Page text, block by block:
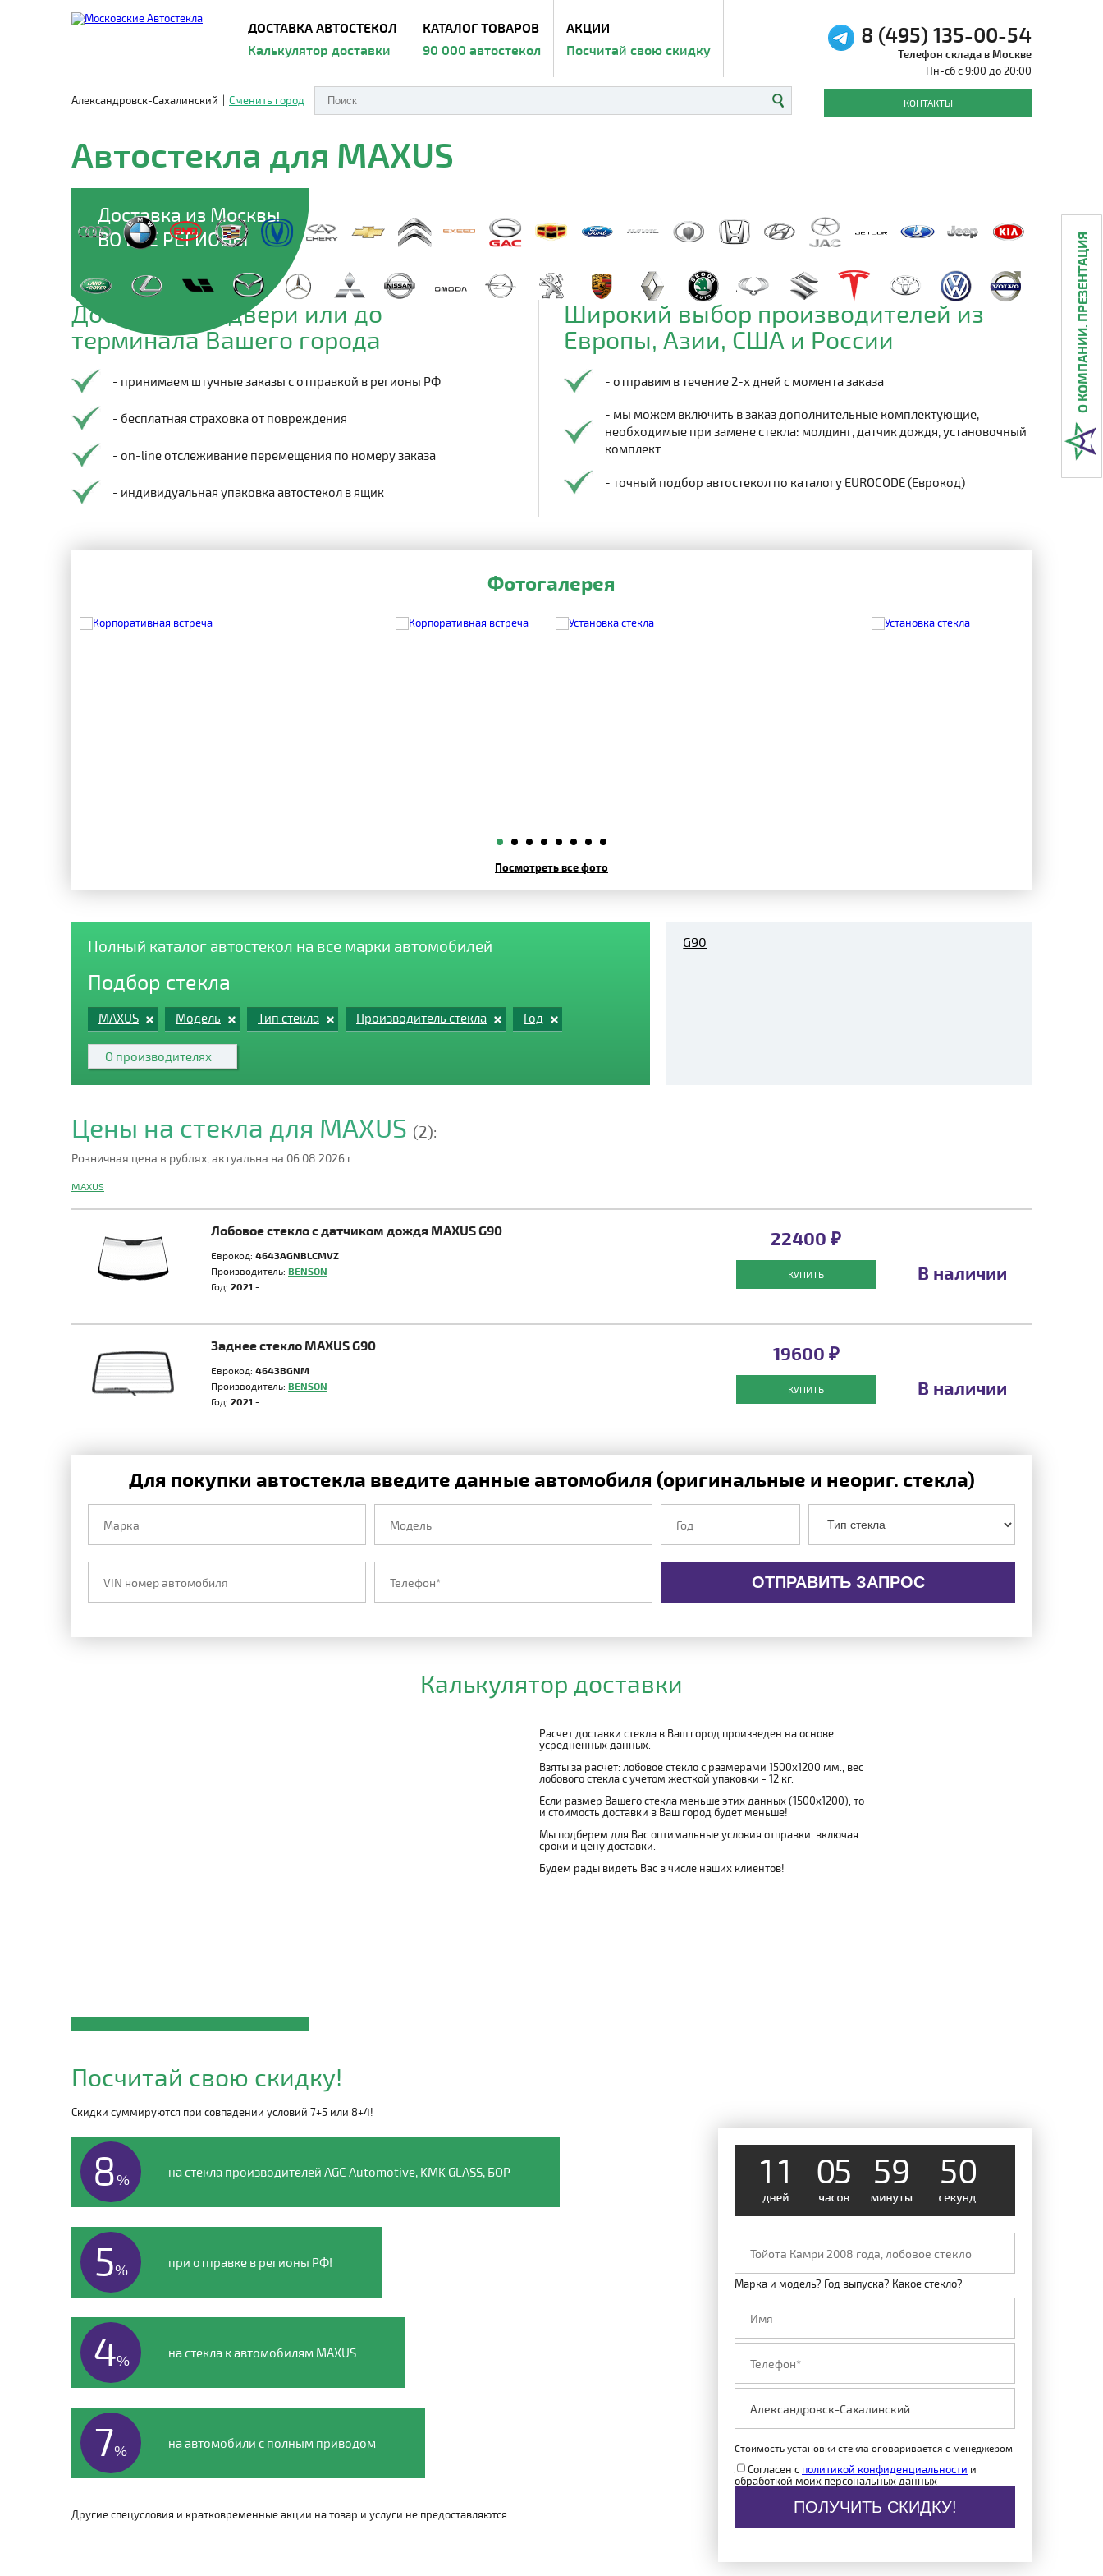
ДОСТАВКА АВТОСТЕКОЛ
Калькулятор доставки
КАТАЛОГ ТОВАРОВ
90 000 автостекол
АКЦИИ
Посчитай свою скидку
Александровск-Сахалинский Сменить город
8 (495) 135-00-54
Телефон склада в Москве
Пн-сб с 9:00 до 20:00
КОНТАКТЫ
Автостекла для MAXUS
Доставка из Москвы
ВО ВСЕ РЕГИОНЫ
Доставим до двери или до
терминала Вашего города
- принимаем штучные заказы с отправкой в регионы РФ
- бесплатная страховка от повреждения
- on-line отслеживание перемещения по номеру заказа
- индивидуальная упаковка автостекол в ящик
Широкий выбор производителей из
Европы, Азии, США и России
- отправим в течение 2-х дней с момента заказа
- мы можем включить в заказ дополнительные комплектующие,
необходимые при замене стекла: молдинг, датчик дождя, установочный
комплект
- точный подбор автостекол по каталогу EUROCODE (Еврокод)
Фотогалерея
Посмотреть все фото
Полный каталог автостекол на все марки автомобилей
Подбор стекла
MAXUS Модель Тип стекла Производитель стекла Год
О производителях
G90
Цены на стекла для MAXUS (2):
Розничная цена в рублях, актуальна на 06.08.2026 г.
MAXUS
Лобовое стекло с датчиком дождя MAXUS G90
Еврокод: 4643AGNBLCMVZ
Производитель: BENSON
Год: 2021 -
22400 ₽
КУПИТЬ В наличии
Заднее стекло MAXUS G90
Еврокод: 4643BGNM
Производитель: BENSON
Год: 2021 -
19600 ₽
КУПИТЬ В наличии
Для покупки автостекла введите данные автомобиля (оригинальные и неориг. стекла)
ОТПРАВИТЬ ЗАПРОС
Калькулятор доставки
Расчет доставки стекла в Ваш город произведен на основе
усредненных данных.
Взяты за расчет: лобовое стекло с размерами 1500x1200 мм., вес
лобового стекла с учетом жесткой упаковки - 12 кг.
Если размер Вашего стекла меньше этих данных (1500x1200), то
и стоимость доставки в Ваш город будет меньше!
Мы подберем для Вас оптимальные условия отправки, включая
сроки и цену доставки.
Будем рады видеть Вас в числе наших клиентов!
MAXUS
по телефону
8 (495) 135-00-54
Видео о компании
Посчитай свою скидку!
Скидки суммируются при совпадении условий 7+5 или 8+4!
8% на стекла производителей AGC Automotive, KMK GLASS, БОР
5% при отправке в регионы РФ!
4% на стекла к автомобилям MAXUS
7% на автомобили с полным приводом
Другие спецусловия и кратковременные акции на товар и услуги не предоставляются.
1 1 05 59 50
Марка и модель? Год выпуска? Какое стекло?
Стоимость установки стекла оговаривается с менеджером
Согласен с политикой конфиденциальности и
обработкой моих персональных данных
ПОЛУЧИТЬ СКИДКУ!
О КОМПАНИИ. ПРЕЗЕНТАЦИЯ